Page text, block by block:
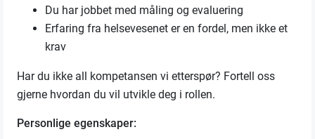
Du har jobbet med måling og evaluering
Erfaring fra helsevesenet er en fordel, men ikke et
krav
Har du ikke all kompetansen vi etterspør? Fortell oss
gjerne hvordan du vil utvikle deg i rollen.
Personlige egenskaper: